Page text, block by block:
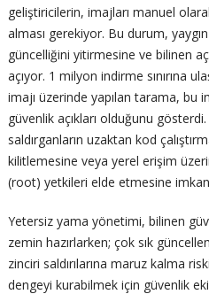
geliştiricilerin, imajları manuel
alması gerekiyor. Bu durum,
güncelliğini yitirmesine ve bilinen
açıyor. 1 milyon indirme sınırına
imajı üzerinde yapılan tarama, bu
güvenlik açıkları olduğunu
saldırganların uzaktan kod
kilitlemesine veya yerel erişim
(root) yetkileri elde etmesine
Yetersiz yama yönetimi, bilinen
zemin hazırlarken; çok sık
zinciri saldırılarına maruz kalma
dengeyi kurabilmek için güvenlik